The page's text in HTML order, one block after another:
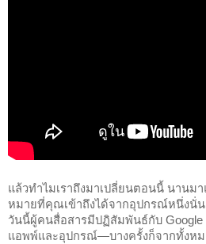
แล้วทำไมเราถึงมาเปลี่ยนตอนนี้ นานมา
หมายที่คุณเข้าถึงได้จากอุปกรณ์หนึ่งนั่น
วันนี้ผู้คนสื่อสารมีปฏิสัมพันธ์กับ
แอพพ์และอุปกรณ์—บางครั้งก็จากทั้งห